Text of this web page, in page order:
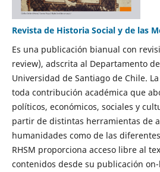
Revista de Historia Social y de las
Es una publicación bianual con
review), adscrita al Departamento
Universidad de Santiago de Chile.
toda contribución académica que
políticos, económicos, sociales y
partir de distintas herramientas de
humanidades como de las
RHSM proporciona acceso libre al
contenidos desde su publicación